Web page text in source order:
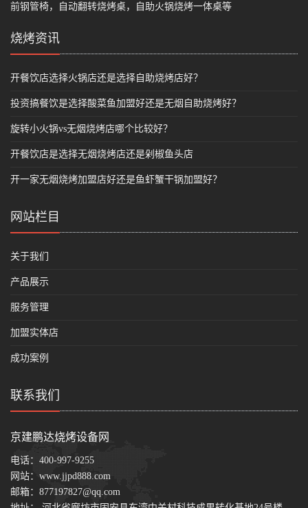
前钢管椅，自动翻转烧烤桌，自助火锅烧烤一体桌等
烧烤资讯
开餐饮店选择火锅店还是选择自助烧烤店好？
投资搞餐饮是选择酸菜鱼加盟好还是无烟自助烧烤好？
旋转小火锅vs无烟烧烤店哪个比较好？
开餐饮店是选择无烟烧烤店还是剁椒鱼头店
开一家无烟烧烤加盟店好还是鱼虾蟹干锅加盟好？
网站栏目
关于我们
产品展示
服务管理
加盟实体店
成功案例
联系我们
京建鹏达烧烤设备网
电话： 400-997-9255
网站： www.jjpd888.com
邮箱： 877197827@qq.com